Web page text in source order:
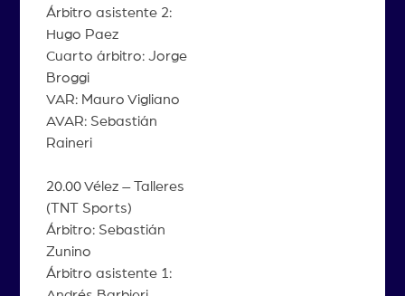
Árbitro asistente 2:
Hugo Paez
Cuarto árbitro: Jorge
Broggi
VAR: Mauro Vigliano
AVAR: Sebastián
Raineri
20.00 Vélez – Talleres
(TNT Sports)
Árbitro: Sebastián
Zunino
Árbitro asistente 1: